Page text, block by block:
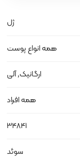
ژل
همه انواع پوست
ارگانیک, آلی
همه افراد
34841
سوئد